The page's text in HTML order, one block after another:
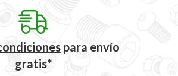
para envío
gratis*